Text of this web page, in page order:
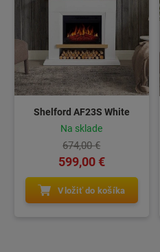
Shelford AF23S White
Na sklade
674,00 €
599,00 €
Vložiť do košíka